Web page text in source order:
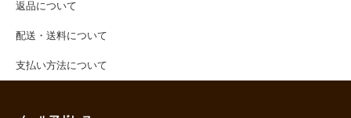
返品について
配送・送料について
支払い方法について